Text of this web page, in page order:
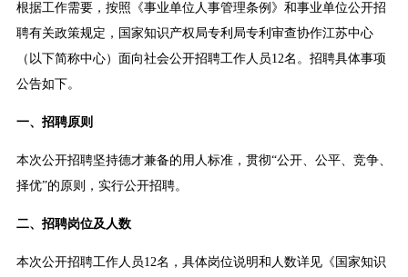
根据工作需要，按照《事业单位人事管理条例》和事业单位公开招
聘有关政策规定，国家知识产权局专利局专利审查协作江苏中心
（以下简称中心）面向社会公开招聘工作人员12名。招聘具体事项
公告如下。
一、招聘原则
本次公开招聘坚持德才兼备的用人标准，贯彻“公开、公平、竞争、
择优”的原则，实行公开招聘。
二、招聘岗位及人数
本次公开招聘工作人员12名，具体岗位说明和人数详见《国家知识